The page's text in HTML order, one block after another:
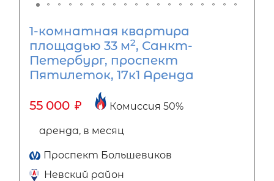
1-комнатная квартира
площадью 33 м2, Санкт-
Петербург, проспект
Пятилеток, 17к1 Аренда
55 000 ₽ Комиссия 50%
аренда, в месяц
Проспект Большевиков
Невский район